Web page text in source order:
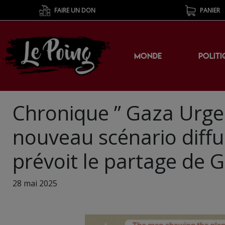
FAIRE UN DON PANIER
MONDE
Chronique ” Gaza
nouveau scénario
prévoit le partage de
28 mai 2025